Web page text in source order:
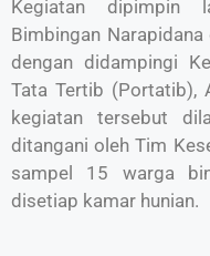
Kegiatan dipimpin
Bimbingan
dengan didampingi
Tata Tertib (Portatib),
kegiatan tersebut
ditangani oleh Tim
sampel 15 warga
disetiap kamar hunian.